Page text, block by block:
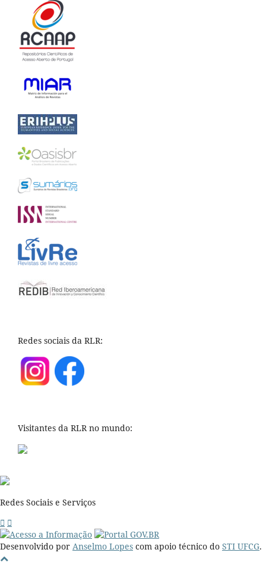
Redes sociais da RLR:
Visitantes da RLR no mundo:
Redes Sociais e Serviços
Desenvolvido por Anselmo Lopes com apoio técnico do STI UFCG.